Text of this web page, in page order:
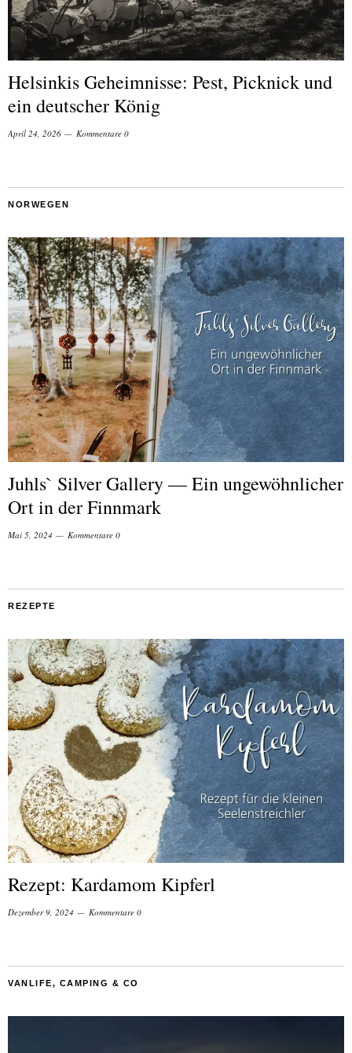
Helsinkis Geheimnisse: Pest, Picknick und
ein deutscher König
April 24, 2026 Kommentare 0
NORWEGEN
Juhls` Silver Gallery — Ein ungewöhnlicher
Ort in der Finnmark
Mai 5, 2024 Kommentare 0
REZEPTE
Rezept: Kardamom Kipferl
Dezember 9, 2024 Kommentare 0
VANLIFE, CAMPING & CO